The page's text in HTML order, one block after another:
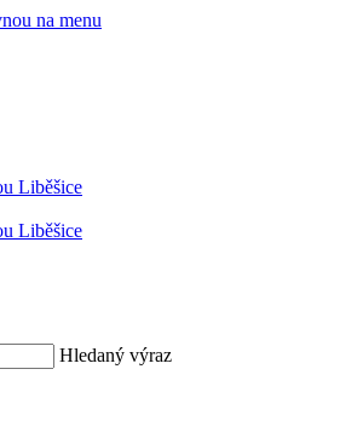
na menu
Liběšice
Liběšice
Hledaný výraz